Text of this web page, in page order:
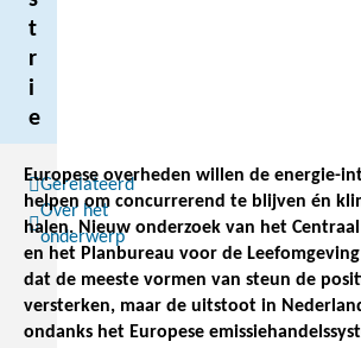
t
r
i
e
Gerelateerd
Over het
onderwerp
Europese overheden willen de energie-
helpen om concurrerend te blijven én
halen. Nieuw onderzoek van het Centraal
en het Planbureau voor de Leefomgeving
dat de meeste vormen van steun de
versterken, maar de uitstoot in
ondanks het Europese